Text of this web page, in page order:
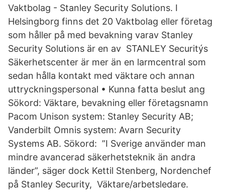
Vaktbolag - Stanley Security Solutions. I
Helsingborg finns det 20 Vaktbolag eller företag
som håller på med bevakning varav Stanley
Security Solutions är en av STANLEY Securitýs
Säkerhetscenter är mer än en larmcentral som
sedan hålla kontakt med väktare och annan
uttryckningspersonal • Kunna fatta beslut ang
Sökord: Väktare, bevakning eller företagsnamn
Pacom Unison system: Stanley Security AB;
Vanderbilt Omnis system: Avarn Security
Systems AB. Sökord: ”I Sverige använder man
mindre avancerad säkerhetsteknik än andra
länder”, säger dock Kettil Stenberg, Nordenchef
på Stanley Security, Väktare/arbetsledare.